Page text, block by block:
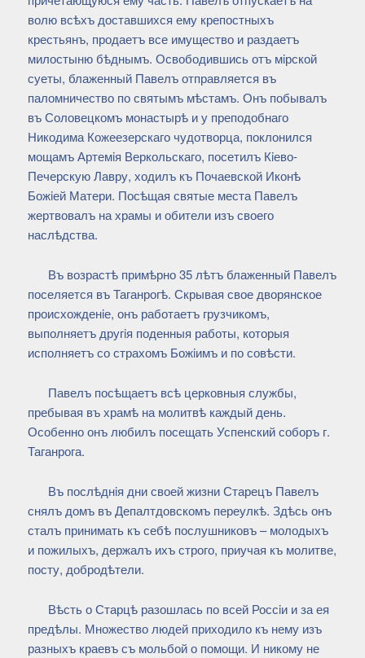
волю всѣхъ доставшихся ему крепостныхъ
крестьянъ, продаетъ все имущество и раздаетъ
милостыню бѣднымъ. Освободившись отъ мiрской
суеты, блаженный Павелъ отправляется въ
паломничество по святымъ мѣстамъ. Онъ побывалъ
въ Соловецкомъ монастырѣ и у преподобнаго
Никодима Кожеезерскаго чудотворца, поклонился
мощамъ Артемiя Веркольскаго, посетилъ Кiево-
Печерскую Лавру, ходилъ къ Почаевской Иконѣ
Божiей Матери. Посѣщая святые места Павелъ
жертвовалъ на храмы и обители изъ своего
наслѣдства.
Въ возрастѣ примѣрно 35 лѣтъ блаженный Павелъ
поселяется въ Таганрогѣ. Скрывая свое дворянское
происхожденiе, онъ работаетъ грузчикомъ,
выполняетъ другiя поденныя работы, которыя
исполняетъ со страхомъ Божiимъ и по совѣсти.
Павелъ посѣщаетъ всѣ церковныя службы,
пребывая въ храмѣ на молитвѣ каждый день.
Особенно онъ любилъ посещать Успенский соборъ г.
Таганрога.
Въ послѣднiя дни своей жизни Старецъ Павелъ
снялъ домъ въ Депалтдовскомъ переулкѣ. Здѣсь онъ
сталъ принимать къ себѣ послушниковъ – молодыхъ
и пожилыхъ, держалъ ихъ строго, приучая къ молитве,
посту, добродѣтели.
Вѣсть о Старцѣ разошлась по всей Россiи и за ея
предѣлы. Множество людей приходило къ нему изъ
разныхъ краевъ съ мольбой о помощи. И никому не